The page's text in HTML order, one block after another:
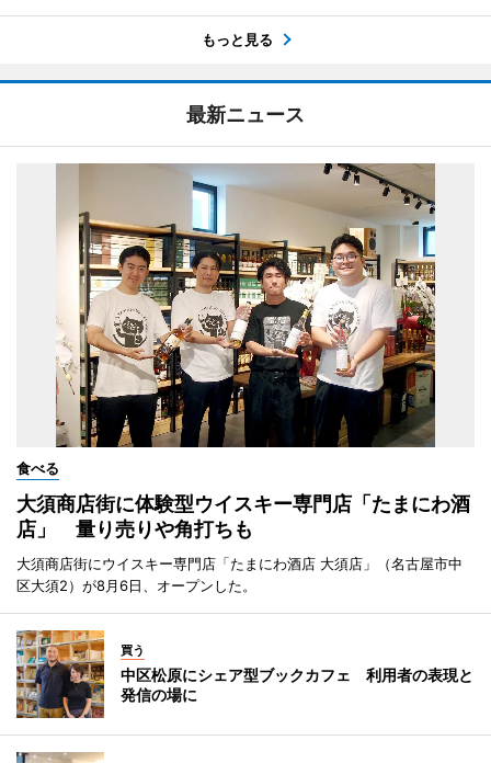
もっと見る
最新ニュース
食べる
大須商店街に体験型ウイスキー専門店「たまにわ酒
店」 量り売りや角打ちも
大須商店街にウイスキー専門店「たまにわ酒店 大須店」（名古屋市中
区大須2）が8月6日、オープンした。
買う
中区松原にシェア型ブックカフェ 利用者の表現と
発信の場に